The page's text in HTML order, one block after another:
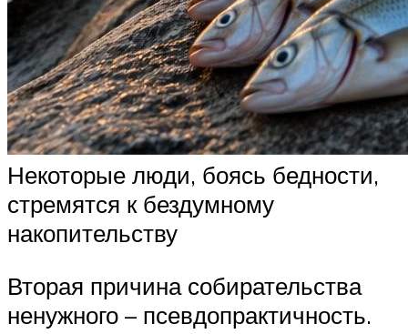
Некоторые люди, боясь бедности,
стремятся к бездумному
накопительству
Вторая причина собирательства
ненужного – псевдопрактичность.